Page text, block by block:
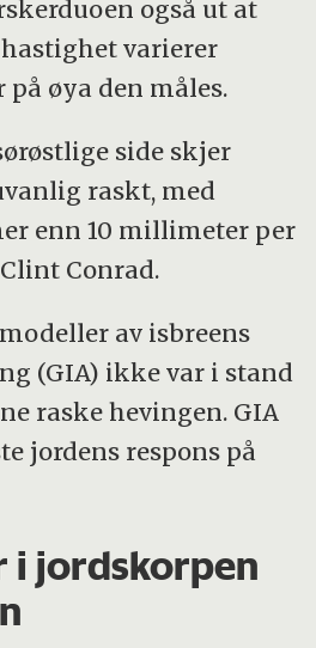
også ut at
varierer
øya den måles.
side skjer
raskt, med
enn 10 millimeter per
Conrad.
av isbreens
(GIA) ikke var i stand
raske hevingen. GIA
jordens respons på
i jordskorpen